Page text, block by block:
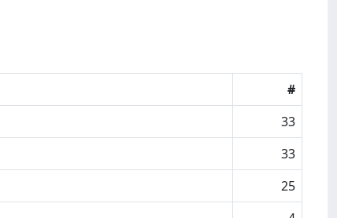
#
33
33
25